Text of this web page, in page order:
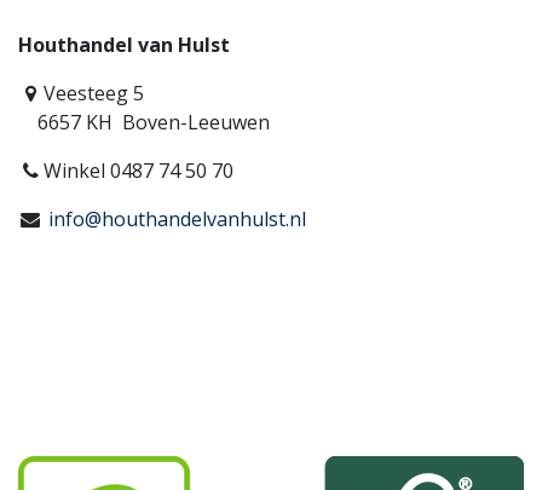
Houthandel van Hulst
Veesteeg 5
6657 KH Boven-Leeuwen
Winkel 0487 74 50 70
info@houthandelvanhulst.nl